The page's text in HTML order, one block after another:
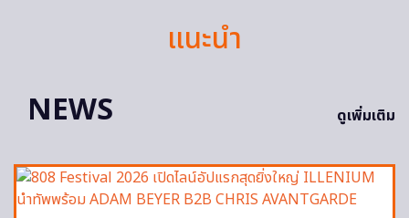
แนะนำ
NEWS
ดูเพิ่มเติม